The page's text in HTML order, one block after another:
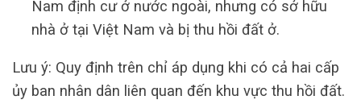
Nam định cư ở nước ngoài, nhưng có sở hữu
nhà ở tại Việt Nam và bị thu hồi đất ở.
Lưu ý: Quy định trên chỉ áp dụng khi có cả hai cấp
ủy ban nhân dân liên quan đến khu vực thu hồi đất.